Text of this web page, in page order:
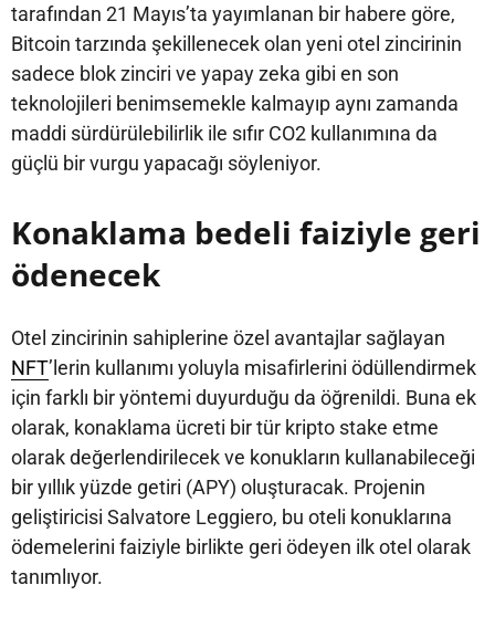
tarafından 21 Mayıs’ta yayımlanan bir habere göre,
Bitcoin tarzında şekillenecek olan yeni otel zincirinin
sadece blok zinciri ve yapay zeka gibi en son
teknolojileri benimsemekle kalmayıp aynı zamanda
maddi sürdürülebilirlik ile sıfır CO2 kullanımına da
güçlü bir vurgu yapacağı söyleniyor.
Konaklama bedeli faiziyle geri
ödenecek
Otel zincirinin sahiplerine özel avantajlar sağlayan
NFT’lerin kullanımı yoluyla misafirlerini ödüllendirmek
için farklı bir yöntemi duyurduğu da öğrenildi. Buna ek
olarak, konaklama ücreti bir tür kripto stake etme
olarak değerlendirilecek ve konukların kullanabileceği
bir yıllık yüzde getiri (APY) oluşturacak. Projenin
geliştiricisi Salvatore Leggiero, bu oteli konuklarına
ödemelerini faiziyle birlikte geri ödeyen ilk otel olarak
tanımlıyor.